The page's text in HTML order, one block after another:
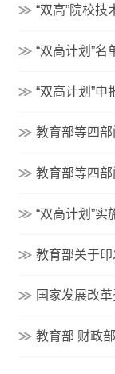
“双高”院校
“双高计划”名
“双高计划”申
教育部等四
教育部等四
“双高计划”实
教育部关于
国家发展改
教育部 财政